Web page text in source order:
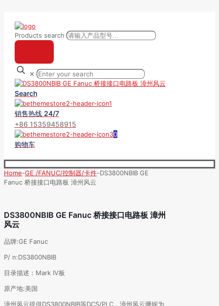
Products search
✕
Search
销售热线 24/7
+86 15359458915
0
购物车
Home-GE /FANUC/控制器/卡件-DS3800NBIB GE
Fanuc 桥接接口电路板 漳州风云
DS3800NBIB GE Fanuc 桥接接口电路板 漳州
风云
品牌:GE Fanuc
P/ n:DS3800NBIB
目录描述：Mark IV板
原产地:美国
漳州风云提供DS3800NBIB等DCS/PLC，漳州风云珊妮为